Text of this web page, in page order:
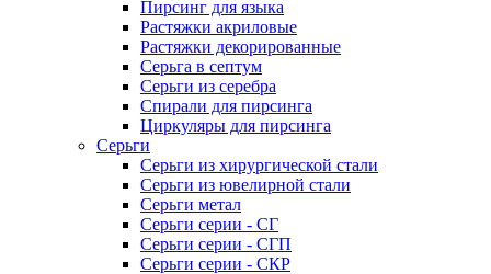
Пирсинг для языка
Растяжки акриловые
Растяжки декорированные
Серьга в септум
Серьги из серебра
Спирали для пирсинга
Циркуляры для пирсинга
Серьги
Серьги из хирургической стали
Серьги из ювелирной стали
Серьги метал
Серьги серии - СГ
Серьги серии - СГП
Серьги серии - СКР